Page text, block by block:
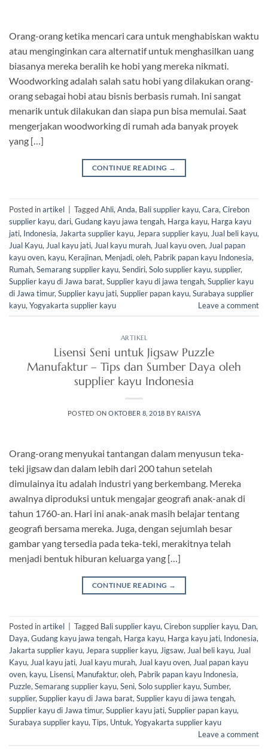
Orang-orang ketika mencari cara untuk menghabiskan waktu
atau menginginkan cara alternatif untuk menghasilkan uang
biasanya mereka beralih ke hobi yang mereka nikmati.
Woodworking adalah salah satu hobi yang dilakukan orang-
orang sebagai hobi atau bisnis berbasis rumah. Ini sangat
menarik untuk dilakukan dan siapa pun bisa memulai. Saat
mengerjakan woodworking di rumah ada banyak proyek
yang […]
CONTINUE READING →
Posted inartikel TaggedAhli, Anda, Bali supplier kayu, Cara, Cirebon
supplier kayu, dari, Gudang kayu jawa tengah, Harga kayu, Harga kayu
jati, Indonesia, Jakarta supplier kayu, Jepara supplier kayu, Jual beli kayu,
Jual Kayu, Jual kayu jati, Jual kayu murah, Jual kayu oven, Jual papan
kayu oven, kayu, Kerajinan, Menjadi, oleh, Pabrik papan kayu Indonesia,
Rumah, Semarang supplier kayu, Sendiri, Solo supplier kayu, supplier,
Supplier kayu di Jawa barat, Supplier kayu di jawa tengah, Supplier kayu
di Jawa timur, Supplier kayu jati, Supplier papan kayu, Surabaya supplier
kayu, Yogyakarta supplier kayu Leave a comment
ARTIKEL
Lisensi Seni untuk Jigsaw Puzzle
Manufaktur – Tips dan Sumber Daya oleh
supplier kayu Indonesia
POSTED ONOKTOBER 8, 2018 BY RAISYA
Orang-orang menyukai tantangan dalam menyusun teka-
teki jigsaw dan dalam lebih dari 200 tahun setelah
dimulainya itu adalah industri yang berkembang. Mereka
awalnya diproduksi untuk mengajar geografi anak-anak di
tahun 1760-an. Hari ini anak-anak masih belajar tentang
geografi bersama mereka. Juga, dengan sejumlah besar
gambar yang tersedia pada teka-teki, merakitnya telah
menjadi bentuk hiburan keluarga yang […]
CONTINUE READING →
Posted inartikel Tagged Bali supplier kayu,Cirebon supplier kayu, Dan,
Daya,Gudang kayu jawa tengah, Harga kayu, Harga kayu jati, Indonesia,
Jakarta supplier kayu,Jepara supplier kayu,Jigsaw,Jual beli kayu,Jual
Kayu,Jual kayu jati,Jual kayu murah,Jual kayu oven,Jual papan kayu
oven, kayu, Lisensi, Manufaktur,oleh, Pabrik papan kayu Indonesia,
Puzzle,Semarang supplier kayu,Seni,Solo supplier kayu,Sumber,
supplier,Supplier kayu di Jawa barat,Supplier kayu di jawa tengah,
Supplier kayu di Jawa timur,Supplier kayu jati,Supplier papan kayu,
Surabaya supplier kayu,Tips, Untuk,Yogyakarta supplier kayu
Leave a comment